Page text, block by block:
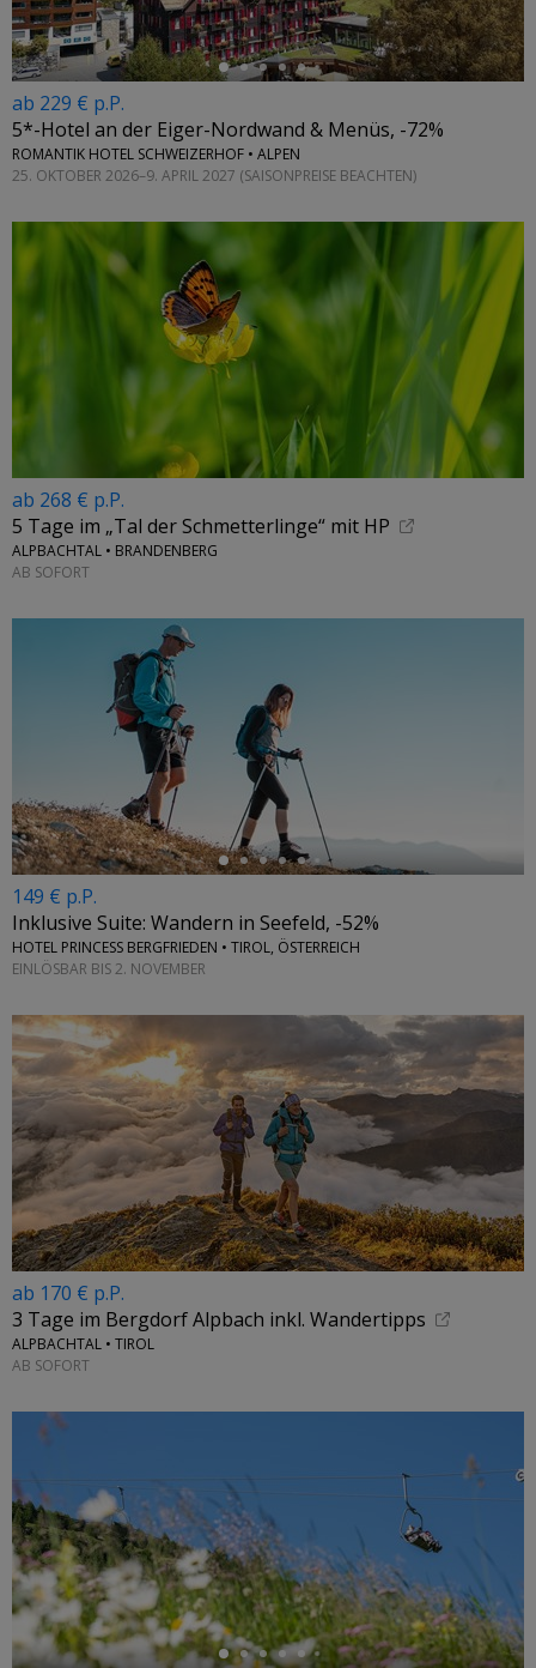
ab 229 € p.P.
5*-Hotel an der Eiger-Nordwand & Menüs, -72%
ROMANTIK HOTEL SCHWEIZERHOF • ALPEN
25. OKTOBER 2026–9. APRIL 2027 (SAISONPREISE BEACHTEN)
ab 268 € p.P.
5 Tage im „Tal der Schmetterlinge“ mit HP
ALPBACHTAL • BRANDENBERG
AB SOFORT
149 € p.P.
Inklusive Suite: Wandern in Seefeld, -52%
HOTEL PRINCESS BERGFRIEDEN • TIROL, ÖSTERREICH
EINLÖSBAR BIS 2. NOVEMBER
ab 170 € p.P.
3 Tage im Bergdorf Alpbach inkl. Wandertipps
ALPBACHTAL • TIROL
AB SOFORT
←